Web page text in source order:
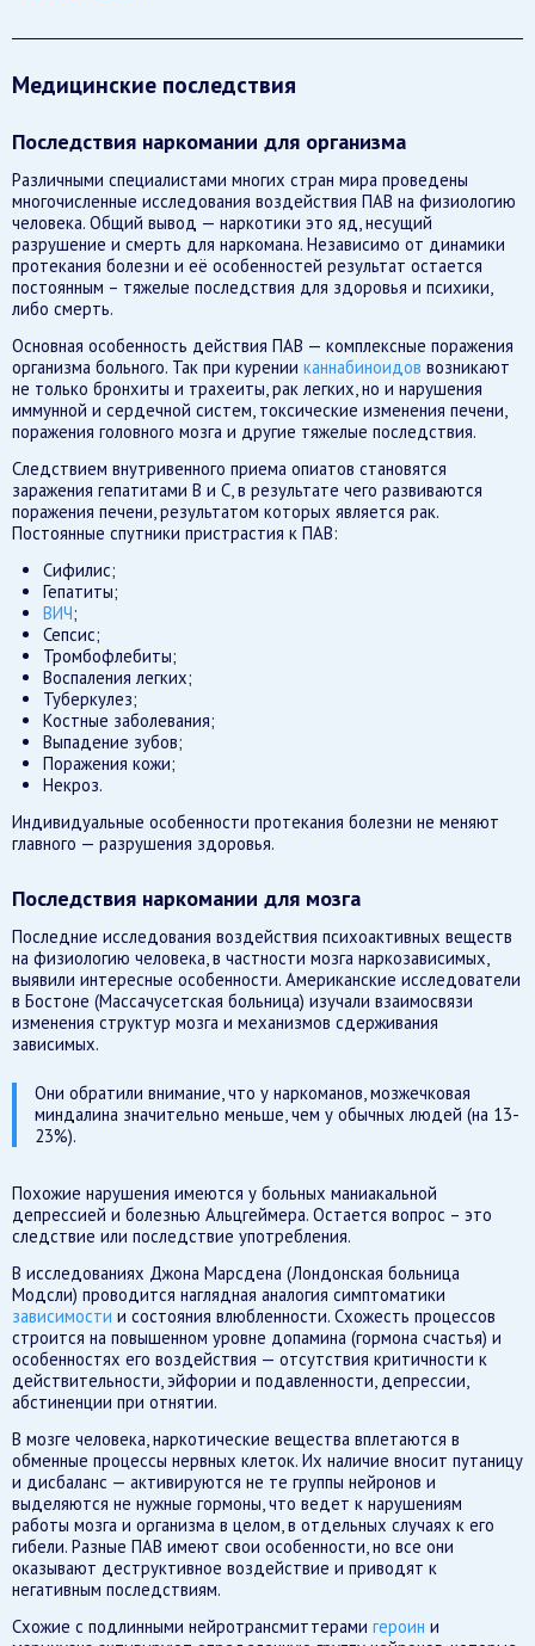
Медицинские последствия
Последствия наркомании для организма
Различными специалистами многих стран мира проведены
многочисленные исследования воздействия ПАВ на физиологию
человека. Общий вывод — наркотики это яд, несущий
разрушение и смерть для наркомана. Независимо от динамики
протекания болезни и её особенностей результат остается
постоянным – тяжелые последствия для здоровья и психики,
либо смерть.
Основная особенность действия ПАВ — комплексные поражения
организма больного. Так при курении каннабиноидов возникают
не только бронхиты и трахеиты, рак легких, но и нарушения
иммунной и сердечной систем, токсические изменения печени,
поражения головного мозга и другие тяжелые последствия.
Следствием внутривенного приема опиатов становятся
заражения гепатитами В и С, в результате чего развиваются
поражения печени, результатом которых является рак.
Постоянные спутники пристрастия к ПАВ:
Сифилис;
Гепатиты;
ВИЧ;
Сепсис;
Тромбофлебиты;
Воспаления легких;
Туберкулез;
Костные заболевания;
Выпадение зубов;
Поражения кожи;
Некроз.
Индивидуальные особенности протекания болезни не меняют
главного — разрушения здоровья.
Последствия наркомании для мозга
Последние исследования воздействия психоактивных веществ
на физиологию человека, в частности мозга наркозависимых,
выявили интересные особенности. Американские исследователи
в Бостоне (Массачусетская больница) изучали взаимосвязи
изменения структур мозга и механизмов сдерживания
зависимых.
Они обратили внимание, что у наркоманов, мозжечковая
миндалина значительно меньше, чем у обычных людей (на 13-
23%).
Похожие нарушения имеются у больных маниакальной
депрессией и болезнью Альцгеймера. Остается вопрос – это
следствие или последствие употребления.
В исследованиях Джона Марсдена (Лондонская больница
Модсли) проводится наглядная аналогия симптоматики
зависимости и состояния влюбленности. Схожесть процессов
строится на повышенном уровне допамина (гормона счастья) и
особенностях его воздействия — отсутствия критичности к
действительности, эйфории и подавленности, депрессии,
абстиненции при отнятии.
В мозге человека, наркотические вещества вплетаются в
обменные процессы нервных клеток. Их наличие вносит путаницу
и дисбаланс — активируются не те группы нейронов и
выделяются не нужные гормоны, что ведет к нарушениям
работы мозга и организма в целом, в отдельных случаях к его
гибели. Разные ПАВ имеют свои особенности, но все они
оказывают деструктивное воздействие и приводят к
негативным последствиям.
Схожие с подлинными нейротрансмиттерами героин и